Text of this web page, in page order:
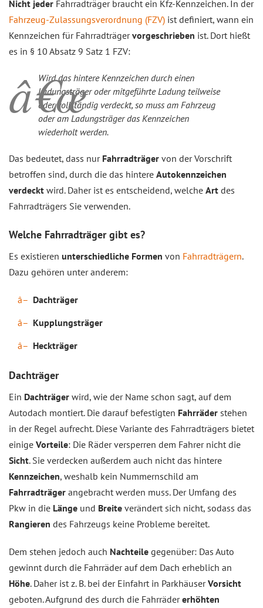
Nicht jeder Fahrradträger braucht ein Kfz-Kennzeichen. In der
Fahrzeug-Zulassungsverordnung (FZV) ist definiert, wann ein
Kennzeichen für Fahrradträgervorgeschrieben ist. Dort hießt
es in § 10 Absatz 9 Satz 1 FZV:
Wird das hintere Kennzeichen durch einen
Ladungsträger oder mitgeführte Ladung teilweise
oder vollständig verdeckt, so muss am Fahrzeug
oder am Ladungsträger das Kennzeichen
wiederholt werden.
Das bedeutet, dass nur Fahrradträger von der Vorschrift
betroffen sind, durch die das hintere Autokennzeichen
verdeckt wird. Daher ist es entscheidend, welche Art des
Fahrradträgers Sie verwenden.
Welche Fahrradträger gibt es?
Es existieren unterschiedliche Formen von Fahrradträgern.
Dazu gehören unter anderem:
Dachträger
Kupplungsträger
Heckträger
Dachträger
Ein Dachträger wird, wie der Name schon sagt, auf dem
Autodach montiert. Die darauf befestigten Fahrräder stehen
in der Regel aufrecht. Diese Variante des Fahrradträgers bietet
einige Vorteile: Die Räder versperren dem Fahrer nicht die
Sicht. Sie verdecken außerdem auch nicht das hintere
Kennzeichen, weshalb kein Nummernschild am
Fahrradträger angebracht werden muss. Der Umfang des
Pkw in die Länge und Breite verändert sich nicht, sodass das
Rangieren des Fahrzeugs keine Probleme bereitet.
Dem stehen jedoch auch Nachteile gegenüber: Das Auto
gewinnt durch die Fahrräder auf dem Dach erheblich an
Höhe. Daher ist z. B. bei der Einfahrt in ParkhäuserVorsicht
geboten. Aufgrund des durch die Fahrrädererhöhten